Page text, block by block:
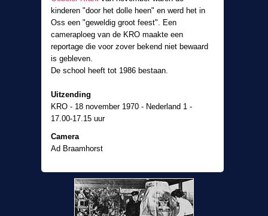
kinderen "door het dolle heen" en werd het in
Oss een "geweldig groot feest". Een
cameraploeg van de KRO maakte een
reportage die voor zover bekend niet bewaard
is gebleven.
De school heeft tot 1986 bestaan.
Uitzending
KRO - 18 november 1970 - Nederland 1 -
17.00-17.15 uur
Camera
Ad Braamhorst